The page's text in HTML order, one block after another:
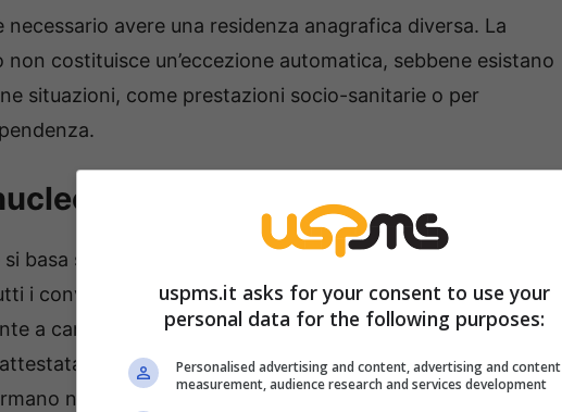
necessario avere una residenza anagrafica diversa. La
costituisce un’eccezione automatica, sebbene esistano
situazioni, come prestazioni socio-sanitarie o per
familiare ai fini ISEE?
si basa sulla famiglia anagrafica alla data di presentazione
i conviventi registrati presso il Comune, legati da vari
a carico, anche se non conviventi, con determinati limiti
dallo stato di famiglia, quindi due fratelli che
normalmente un unico nucleo ai fini ISEE.
uspms.it asks for your consent to use your
personal data for the following purposes:
Personalised advertising and content, advertising and content
measurement, audience research and services development